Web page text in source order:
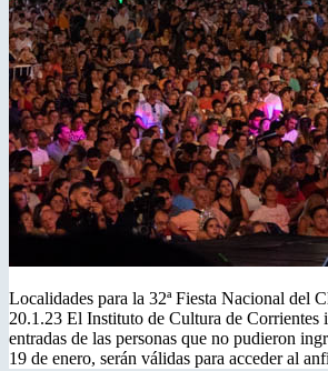
Localidades para la 32ª Fiesta Nacional del
20.1.23 El Instituto de Cultura de Corrientes
entradas de las personas que no pudieron
19 de enero, serán válidas para acceder al